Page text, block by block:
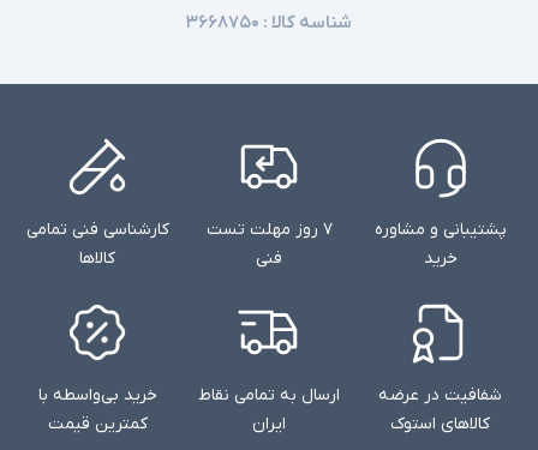
شناسه کالا : ۳۶۶۸۷۵۰
پشتیبانی و مشاوره
خرید
۷ روز مهلت تست
فنی
کارشناسی فنی تمامی
کالاها
شفافیت در عرضه
کالاهای استوک
ارسال به تمامی نقاط
ایران
خرید بی‌واسطه با
کمترین قیمت